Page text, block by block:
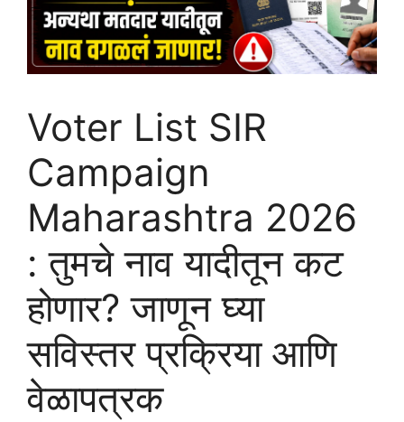
Voter List SIR
Campaign
Maharashtra 2026
: तुमचे नाव यादीतून कट
होणार? जाणून घ्या
सविस्तर प्रक्रिया आणि
वेळापत्रक